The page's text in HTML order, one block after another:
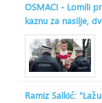
OSMACI - Lomili
kaznu za nasilje,
Ramiz Salkić: